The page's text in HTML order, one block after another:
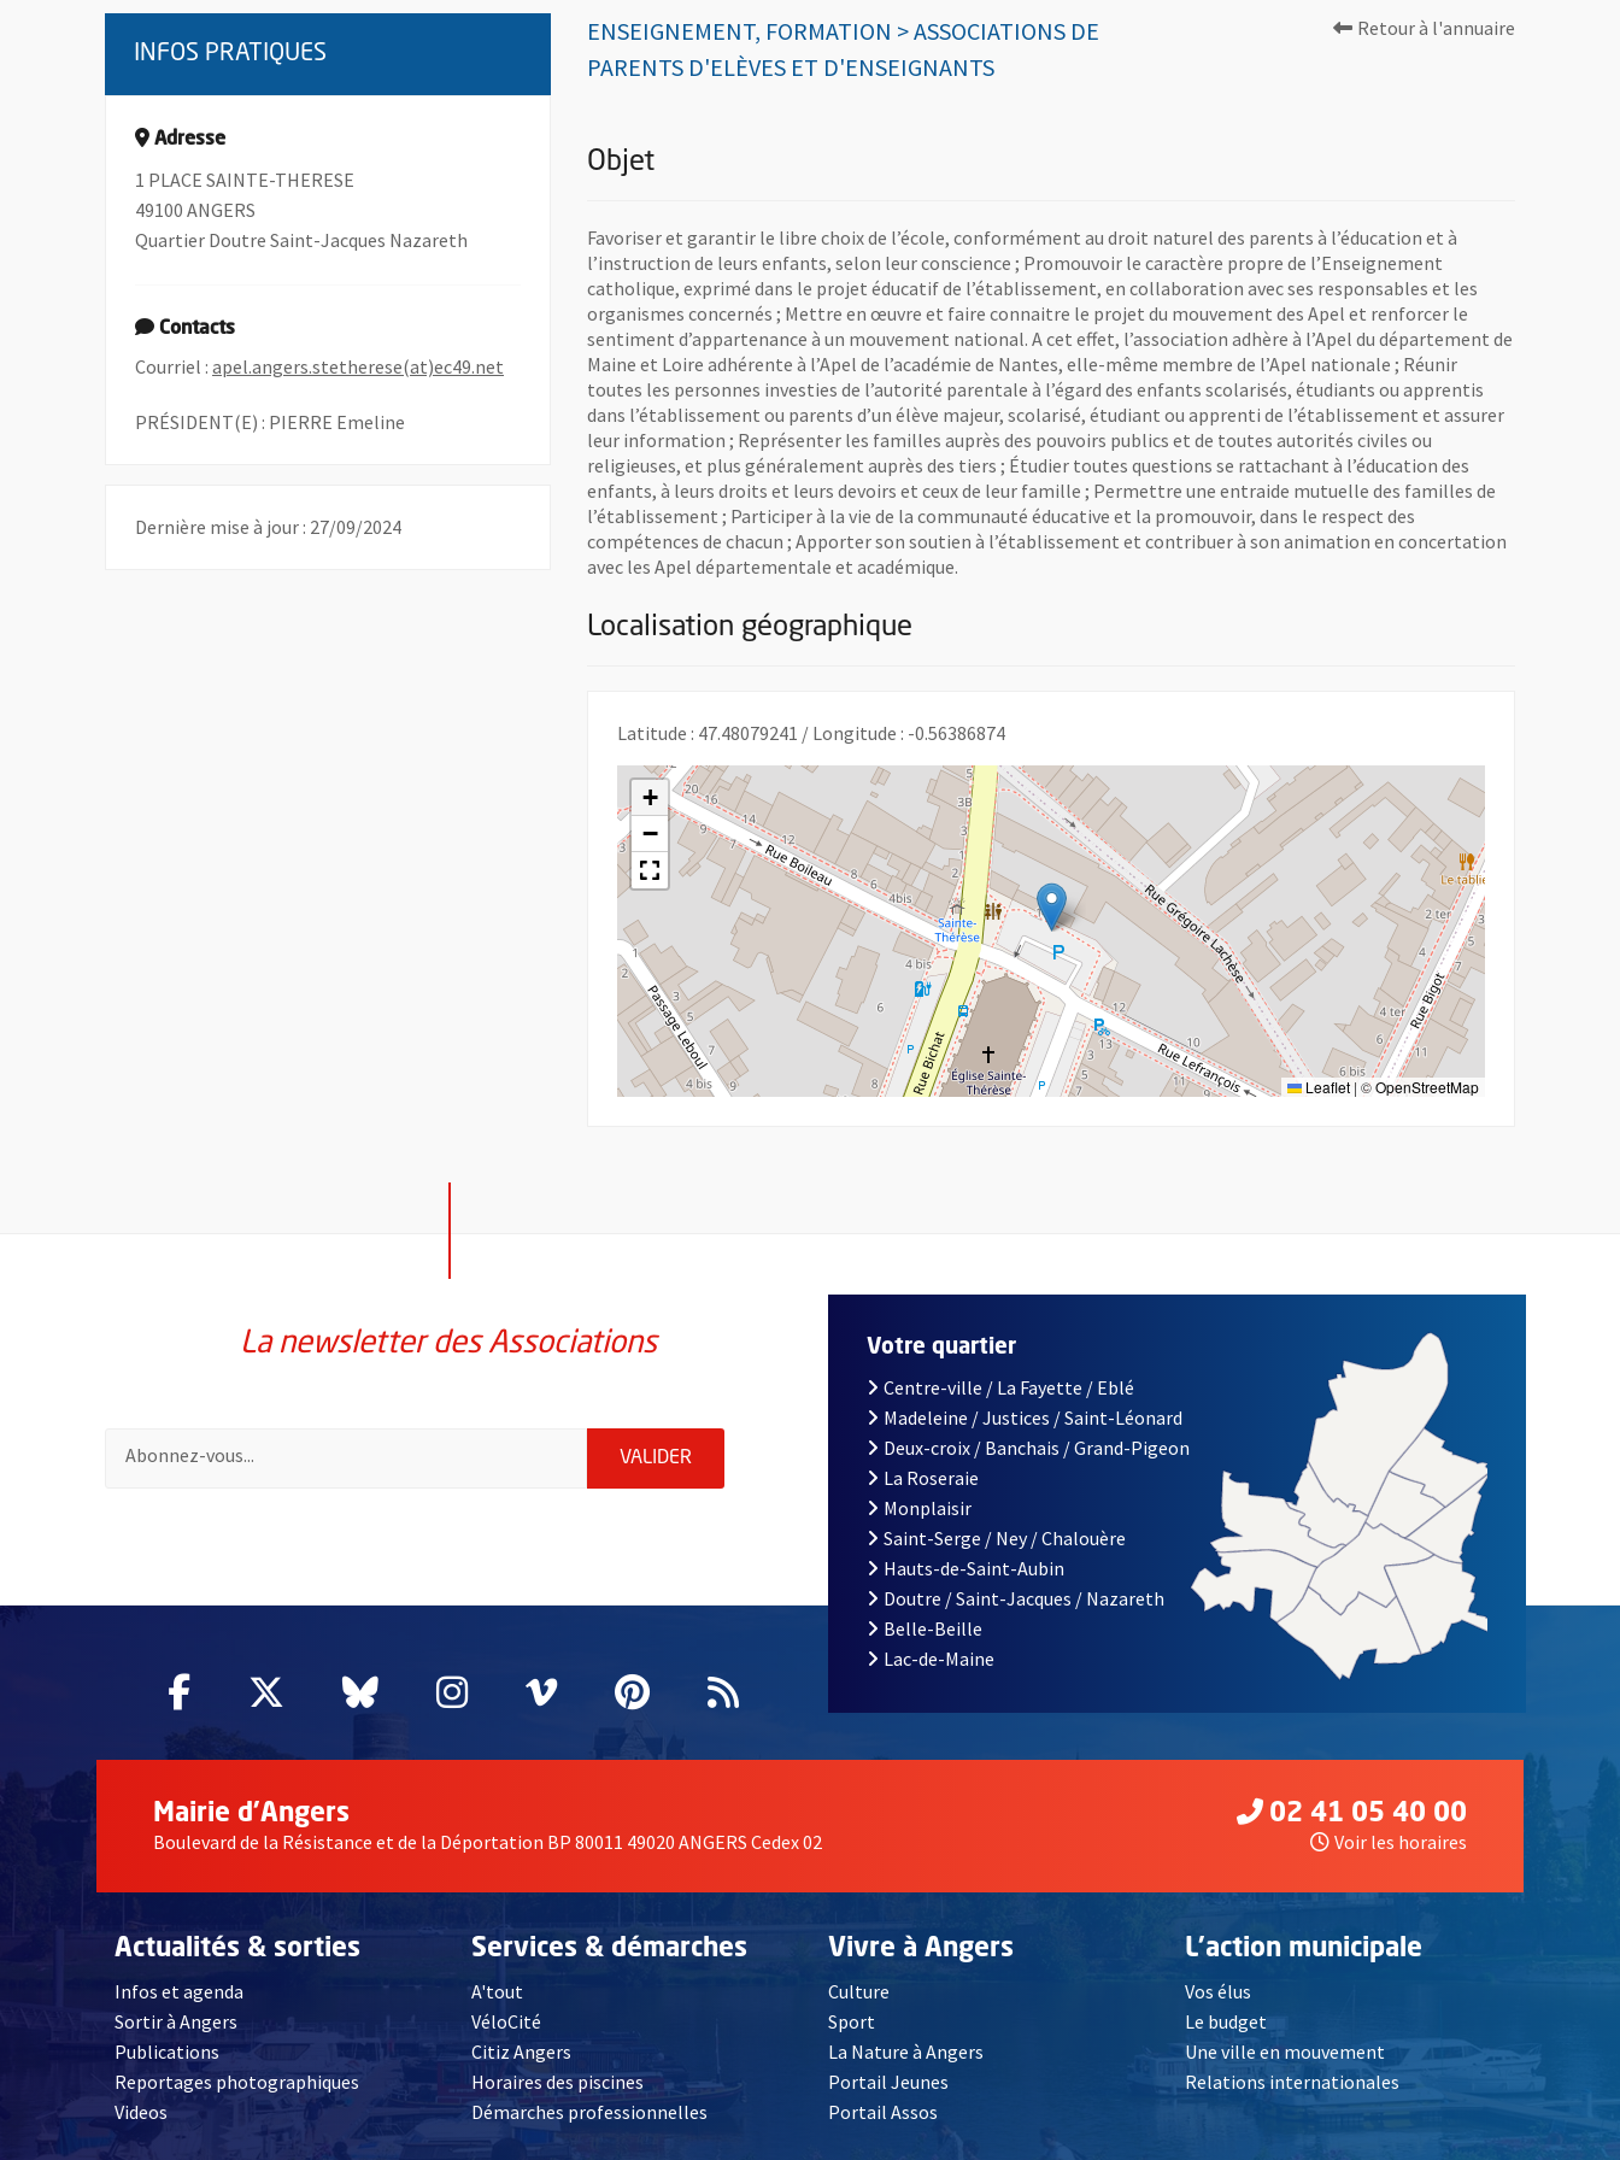
ENSEIGNEMENT, FORMATION > ASSOCIATIONS DE
PARENTS D'ELÈVES ET D'ENSEIGNANTS
Retour à l'annuaire
Objet
Favoriser et garantir le libre choix de l’école, conformément au droit naturel des parents à l’éducation et à
l’instruction de leurs enfants, selon leur conscience ; Promouvoir le caractère propre de l’Enseignement
catholique, exprimé dans le projet éducatif de l’établissement, en collaboration avec ses responsables et les
organismes concernés ; Mettre en œuvre et faire connaitre le projet du mouvement des Apel et renforcer le
sentiment d’appartenance à un mouvement national. A cet effet, l’association adhère à l’Apel du département de
Maine et Loire adhérente à l’Apel de l’académie de Nantes, elle-même membre de l’Apel nationale ; Réunir
toutes les personnes investies de l’autorité parentale à l’égard des enfants scolarisés, étudiants ou apprentis
dans l’établissement ou parents d’un élève majeur, scolarisé, étudiant ou apprenti de l’établissement et assurer
leur information ; Représenter les familles auprès des pouvoirs publics et de toutes autorités civiles ou
religieuses, et plus généralement auprès des tiers ; Étudier toutes questions se rattachant à l’éducation des
enfants, à leurs droits et leurs devoirs et ceux de leur famille ; Permettre une entraide mutuelle des familles de
l’établissement ; Participer à la vie de la communauté éducative et la promouvoir, dans le respect des
compétences de chacun ; Apporter son soutien à l’établissement et contribuer à son animation en concertation
avec les Apel départementale et académique.
Localisation géographique
Latitude : 47.48079241 / Longitude : -0.56386874
+
−
Leaflet | ©OpenStreetMap
INFOS PRATIQUES
Adresse
1 PLACE SAINTE-THERESE
49100 ANGERS
Quartier Doutre Saint-Jacques Nazareth
Contacts
Courriel :apel.angers.stetherese(at)ec49.net , Ouvre une nouvelle fenêtre
PRÉSIDENT(E) : PIERRE Emeline
Dernière mise à jour : 27/09/2024
La newsletter des Associations
Pour vous inscrire à la lettre d'information des associations de la ville d'Angers, indiquez votre email (champ obligatoire)
VALIDER ENVOYER MA DEMANDE D'INSCRIPTION À LA LETTRE D'INFORMATION DES ASSOCIATIONS DE LA VILLE
Facebook
, Ouvre une nouvelle fenêtre
Twitter
, Ouvre une nouvelle fenêtre
Bluesky
, Ouvre une nouvelle fenêtre
Instagram
, Ouvre une nouvelle fenêtre
Vimeo
, Ouvre une nouvelle fenêtre
Pinterest
, Ouvre une nouvelle fenêtre
Flux RSS
Votre quartier
Centre-ville / La Fayette / Eblé
Madeleine / Justices / Saint-Léonard
Deux-croix / Banchais / Grand-Pigeon
La Roseraie
Monplaisir
Saint-Serge / Ney / Chalouère
Hauts-de-Saint-Aubin
Doutre / Saint-Jacques / Nazareth
Belle-Beille
Lac-de-Maine
Mairie d'Angers
Boulevard de la Résistance et de la Déportation BP 80011 49020 ANGERS Cedex 02
02 41 05 40 00
Voir les horaires
Actualités & sorties
Infos et agenda
Sortir à Angers
Publications
Reportages photographiques
Videos, Ouvre une nouvelle fenêtre
Services & démarches
A'tout
VéloCité
Citiz Angers , Ouvre une nouvelle fenêtre
Horaires des piscines
Démarches professionnelles
Vivre à Angers
Culture
Sport
La Nature à Angers
Portail Jeunes
Portail Assos
L'action municipale
Vos élus
Le budget
Une ville en mouvement
Relations internationales